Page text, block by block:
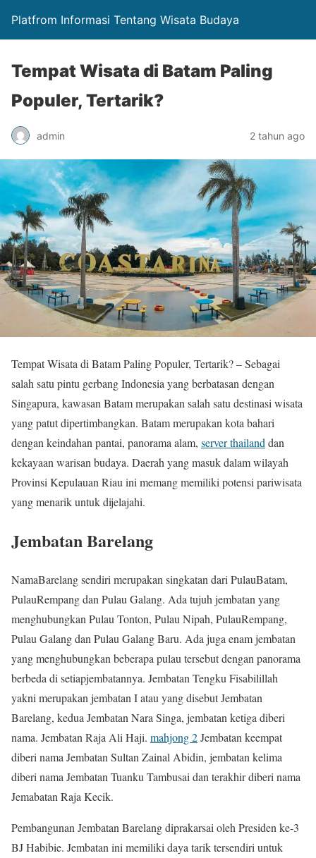
Platfrom Informasi Tentang Wisata Budaya
Tempat Wisata di Batam Paling
Populer, Tertarik?
admin 2 tahun ago
Tempat Wisata di Batam Paling Populer, Tertarik? – Sebagai
salah satu pintu gerbang Indonesia yang berbatasan dengan
Singapura, kawasan Batam merupakan salah satu destinasi wisata
yang patut dipertimbangkan. Batam merupakan kota bahari
dengan keindahan pantai, panorama alam, server thailand dan
kekayaan warisan budaya. Daerah yang masuk dalam wilayah
Provinsi Kepulauan Riau ini memang memiliki potensi pariwisata
yang menarik untuk dijelajahi.
Jembatan Barelang
NamaBarelang sendiri merupakan singkatan dari PulauBatam,
PulauRempang dan Pulau Galang. Ada tujuh jembatan yang
menghubungkan Pulau Tonton, Pulau Nipah, PulauRempang,
Pulau Galang dan Pulau Galang Baru. Ada juga enam jembatan
yang menghubungkan beberapa pulau tersebut dengan panorama
berbeda di setiapjembatannya. Jembatan Tengku Fisabilillah
yakni merupakan jembatan I atau yang disebut Jembatan
Barelang, kedua Jembatan Nara Singa, jembatan ketiga diberi
nama. Jembatan Raja Ali Haji. mahjong 2Jembatan keempat
diberi nama Jembatan Sultan Zainal Abidin, jembatan kelima
diberi nama Jembatan Tuanku Tambusai dan terakhir diberi nama
Jemabatan Raja Kecik.
Pembangunan Jembatan Barelang diprakarsai oleh Presiden ke-3
BJ Habibie. Jembatan ini memiliki daya tarik tersendiri untuk